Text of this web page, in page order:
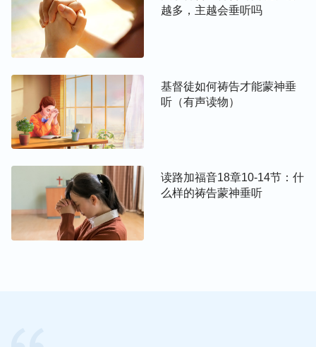
应该为教会、为神给我们的托付、为自己能常常实行
出真理而祷告。神希望我们能得到真理，得到生命，
能体贴神的负担，将教会的工作做好，将福音工作传
给每一个渴慕真理的人，让更多属神的人回到神的面
前，这样的祷告是合神心意的。
交通到这里，从这两个故事中，弟兄姊妹应该已经知
道如何祷告才合主的心意。相信只要我们按着主的心
意去祷告，一定会和神建立起正常的关系，常常获得
神的带领！
越多，主越会垂听吗
基督徒如何祷告才能蒙神垂
听（有声读物）
读路加福音18章10-14节：什
么样的祷告蒙神垂听